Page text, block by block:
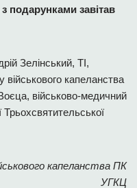
подарунками завітав
Зелінський, ТІ,
військового капеланства
військово-медичний
Трьохсвятительської
капеланства ПК
УГКЦ